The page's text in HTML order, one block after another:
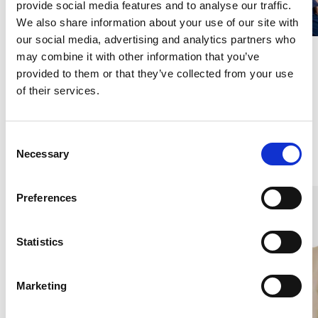
provide social media features and to analyse our traffic.
We also share information about your use of our site with
our social media, advertising and analytics partners who
may combine it with other information that you’ve
provided to them or that they’ve collected from your use
of their services.
Necessary
Preferences
Statistics
Marketing
Sidenskjorta kort ärm,
ståkrage, Svart
CRÊPE DE CHINÈ
900 kr
Sidenskjorta kort ärm,
ståkrage, Marin
CRÊPE DE CHINÈ